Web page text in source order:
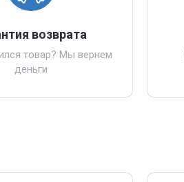
возврата
товар? Мы вернем
деньги